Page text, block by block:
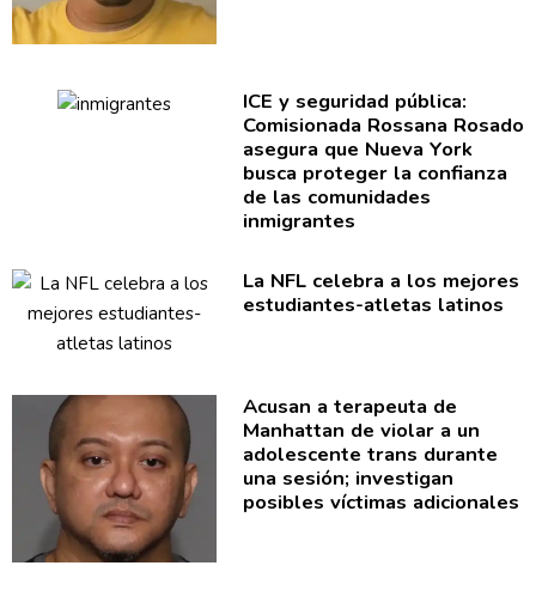
ICE y seguridad pública:
ComisionadaRossana Rosado
asegura que Nueva York
busca proteger la confianza
de las comunidades
inmigrantes
La NFL celebra a los mejores
estudiantes-atletas latinos
Acusan a terapeuta de
Manhattan de violar a un
adolescente trans durante
una sesión; investigan
posibles víctimas adicionales